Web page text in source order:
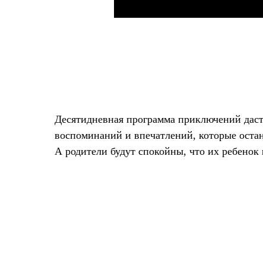
Десятидневная программа приключений
воспоминаний и впечатлений, которые
А родители будут спокойны, что их